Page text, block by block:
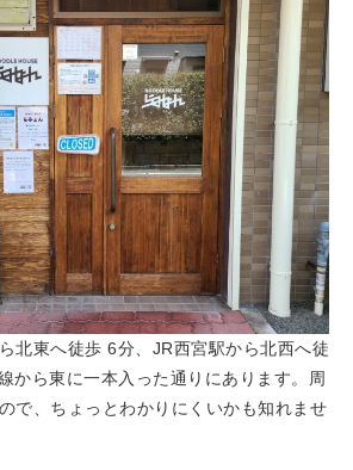
北東へ徒歩 6分、JR西宮駅から北西へ徒
から東に一本入った通りにあります。周
で、ちょっとわかりにくいかも知れませ